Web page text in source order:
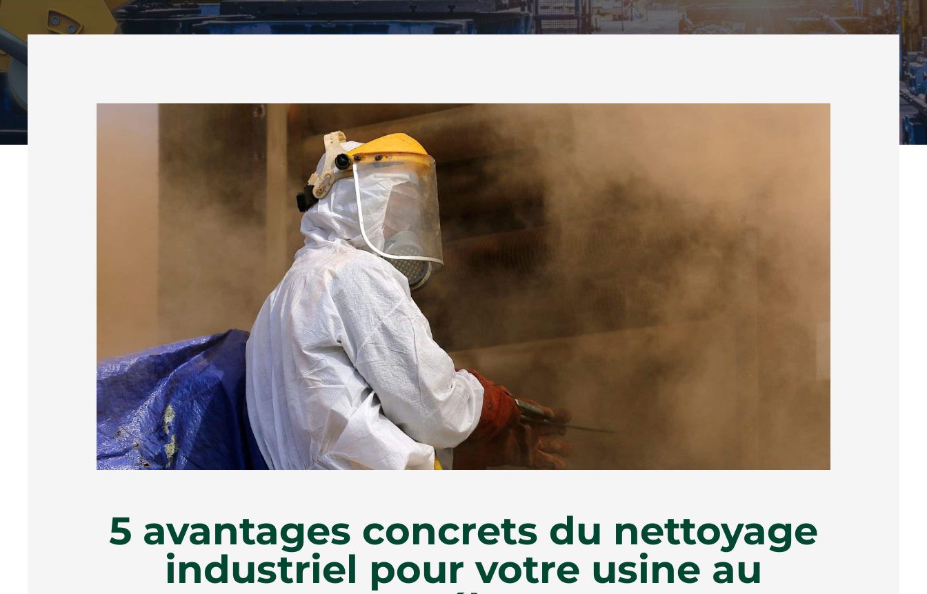
5 avantages concrets du nettoyage
industriel pour votre usine au